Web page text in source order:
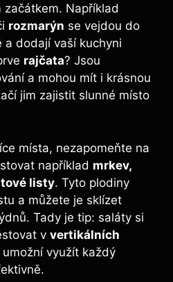
začátkem. Například
rozmarýn se vejdou do
a dodají vaší kuchyni
rajčata? Jsou
a mohou mít i krásnou
jim zajistit slunné místo
místa, nezapomeňte na
například mrkev,
listy. Tyto plodiny
a můžete je sklízet
Tady je tip: saláty si
v vertikálních
umožní využít každý